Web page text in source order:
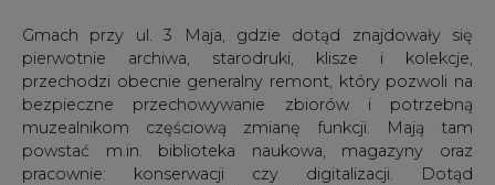
Gmach przy ul. 3 Maja, gdzie dotąd znajdowały się
pierwotnie archiwa, starodruki, klisze i kolekcje,
przechodzi obecnie generalny remont, który pozwoli na
bezpieczne przechowywanie zbiorów i potrzebną
muzealnikom częściową zmianę funkcji. Mają tam
powstać m.in. biblioteka naukowa, magazyny oraz
pracownie: konserwacji czy digitalizacji. Dotąd